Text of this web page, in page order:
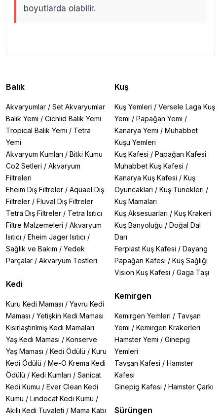
boyutlarda olabilir.
Balık
Akvaryumlar / Set Akvaryumlar
Balık Yemi / Cichlid Balık Yemi
Tropical Balık Yemi / Tetra
Yemi
Akvaryum Kumları / Bitki Kumu
Co2 Setleri / Akvaryum
Filtreleri
Eheim Dış Filtreler / Aquael Dış
Filtreler / Fluval Dış Filtreler
Tetra Dış Filtreler / Tetra Isıtıcı
Filtre Malzemeleri / Akvaryum
Isıtıcı / Eheim Jager Isıtıcı /
Sağlık ve Bakım / Yedek
Parçalar / Akvaryum Testleri
Kedi
Kuru Kedi Maması / Yavru Kedi
Maması / Yetişkin Kedi Maması
Kısırlaştırılmış Kedi Mamaları
Yaş Kedi Maması / Konserve
Yaş Maması / Kedi Ödülü / Kuru
Kedi Ödülü / Me-O Krema Kedi
Ödülü / Kedi Kumları / Sanicat
Kedi Kumu / Ever Clean Kedi
Kumu / Lindocat Kedi Kumu /
Akıllı Kedi Tuvaleti / Mama Kabı
Kuş
Kuş Yemleri / Versele Laga Kuş
Yemi / Papağan Yemi /
Kanarya Yemi / Muhabbet
Kuşu Yemleri
Kuş Kafesi / Papağan Kafesi
Muhabbet Kuş Kafesi /
Kanarya Kuş Kafesi / Kuş
Oyuncakları / Kuş Tünekleri /
Kuş Mamaları
Kuş Aksesuarları / Kuş Krakeri
Kuş Banyoluğu / Doğal Dal
Darı
Ferplast Kuş Kafesi / Dayang
Papağan Kafesi / Kuş Sağlığı
Vision Kuş Kafesi / Gaga Taşı
Kemirgen
Kemirgen Yemleri / Tavşan
Yemi / Kemirgen Krakerleri
Hamster Yemi / Ginepig
Yemleri
Tavşan Kafesi / Hamster
Kafesi
Ginepig Kafesi / Hamster Çarkı
Sürüngen